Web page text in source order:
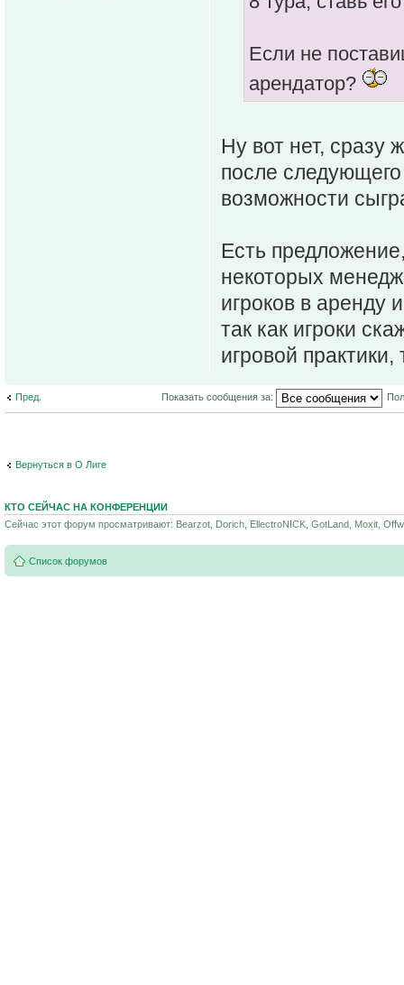
Если не
арендатор?
Ну вот нет, сразу
после
возможности
Есть
некоторых
игроков в аренду
так как игроки
игровой
Пред. Показать сообщения за:
Вернуться в О Лиге
КТО СЕЙЧАС НА КОНФЕРЕНЦИИ
Сейчас этот форум просматривают: Bearzot, Dorich, EllectroNICK, GotLand, Moxit,
Список форумов